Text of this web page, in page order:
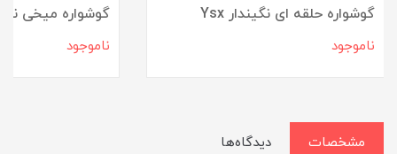
گوشواره حلقه ای نگیندار Ysx
ناموجود
گوشواره میخی
ناموجود
مشخصات دیدگاه‌ها